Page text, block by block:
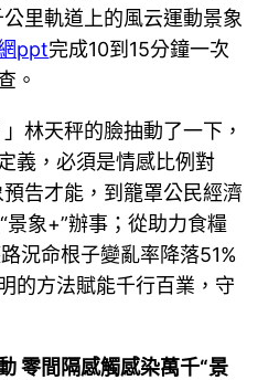
里軌道上的風云運動景象
ppt完成10到15分鐘一次
。
林天秤的臉抽動了一下，
義，必須是情感比例對
告才能，到籠罩公民經濟
景象+”辦事；從助力食糧
況命根子變亂率降落51%
方法賦能千行百業，守
零間隔感觸感染萬千“景